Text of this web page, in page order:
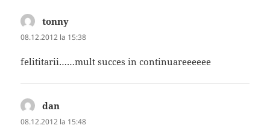
tonny
08.12.2012 la 15:38
felititarii……mult succes in continuareeeeee
dan
08.12.2012 la 15:48